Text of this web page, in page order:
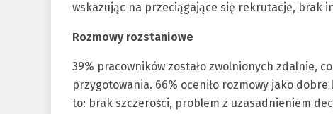
wskazując na przeciągające się rekrutacje, brak
Rozmowy rozstaniowe
39% pracowników zostało zwolnionych zdalnie,
przygotowania. 66% oceniło rozmowy jako
to: brak szczerości, problem z uzasadnieniem